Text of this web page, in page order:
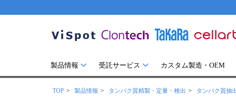
製品情報 受託サービス カスタム製造・OEM
TOP 製品情報 タンパク質精製・定量・検出 タンパク質抽